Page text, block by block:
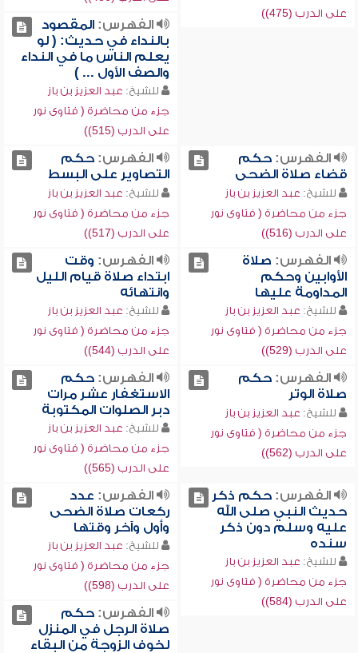
على الدرب (475))
الفهرس:المقصود
بالنداء في حديث: ( لو
يعلم الناس ما في النداء
والصف الأول ... )
للشيخ: عبد العزيز بن باز
جزء من محاضرة ( فتاوى نور
على الدرب (515))
الفهرس:حكم
قضاء صلاة الضحى
للشيخ: عبد العزيز بن باز
جزء من محاضرة ( فتاوى نور
على الدرب (516))
الفهرس:حكم
التصاوير على البسط
للشيخ: عبد العزيز بن باز
جزء من محاضرة ( فتاوى نور
على الدرب (517))
الفهرس: صلاة
الأوابين وحكم
المداومة عليها
للشيخ: عبد العزيز بن باز
جزء من محاضرة ( فتاوى نور
على الدرب (529))
الفهرس: وقت
ابتداء صلاة قيام الليل
وانتهائه
للشيخ: عبد العزيز بن باز
جزء من محاضرة ( فتاوى نور
على الدرب (544))
الفهرس:حكم
صلاة الوتر
للشيخ: عبد العزيز بن باز
جزء من محاضرة ( فتاوى نور
على الدرب (562))
الفهرس:حكم
الاستغفار عشر مرات
دبر الصلوات المكتوبة
للشيخ: عبد العزيز بن باز
جزء من محاضرة ( فتاوى نور
على الدرب (565))
الفهرس:حكم ذكر
حديث النبي صلى الله
عليه وسلم دون ذكر
سنده
للشيخ: عبد العزيز بن باز
جزء من محاضرة ( فتاوى نور
على الدرب (584))
الفهرس: عدد
ركعات صلاة الضحى
وأول وآخر وقتها
للشيخ: عبد العزيز بن باز
جزء من محاضرة ( فتاوى نور
على الدرب (598))
الفهرس:حكم
صلاة الرجل في المنزل
لخوف الزوجة من البقاء